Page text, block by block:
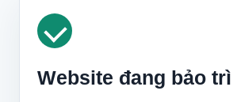
Website đang bảo trì